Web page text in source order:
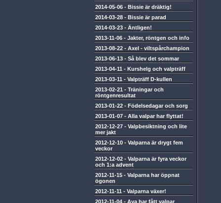
2014-05-06 - Bissie är dräktig!
2014-03-28 - Bissie är parad
2014-03-23 - Äntligen!
2013-11-06 - Jakter, röntgen och info
2013-08-22 - Axel - viltspårchampion
2013-06-13 - Så blev det sommar
2013-04-11 - Kurshelg och valpträff
2013-03-11 - Valpträff D-kullen
2013-02-21 - Träningar och
röntgenresultat
2013-01-22 - Födelsedagar och sorg
2013-01-07 - Alla valpar har flyttat!
2012-12-27 - Valpbesiktning och lite
mer jakt
2012-12-10 - Valparna är drygt fem
veckor
2012-12-02 - Valparna är fyra veckor
och 1:a advent
2012-11-15 - Valparna har öppnat
ögonen
2012-11-11 - Valparna växer!
2012-11-04 - Aya har fått valpar